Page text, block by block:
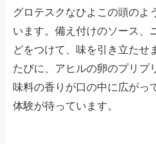
グロテスクなひよこの頭のよ
います。備え付けのソース、
どをつけて、味を引き立たせ
たびに、アヒルの卵のプリプ
味料の香りが口の中に広がっ
体験が待っています。